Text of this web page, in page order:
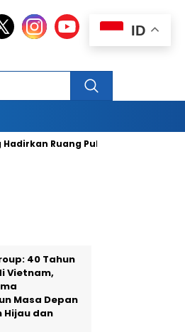
Ruang Publik Bersama melalui
40 Tahun
Vietnam,
Masa Depan
Hijau dan
ID